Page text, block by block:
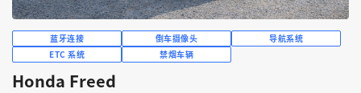
蓝牙连接 倒车摄像头
导航系统
ETC 系统
禁烟车辆
Honda Freed